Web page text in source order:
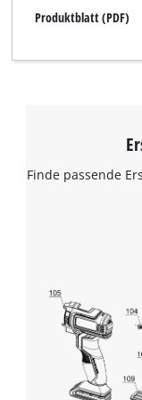
Produktblatt (PDF)
Finde passende